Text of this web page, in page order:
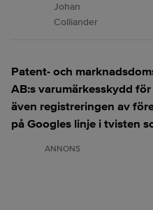
Johan
Colliander
Patent- och
AB:s varumärkesskydd
även registreringen av
på Googles linje i tvisten
ANNONS